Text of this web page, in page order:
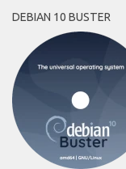
DEBIAN 10 BUSTER